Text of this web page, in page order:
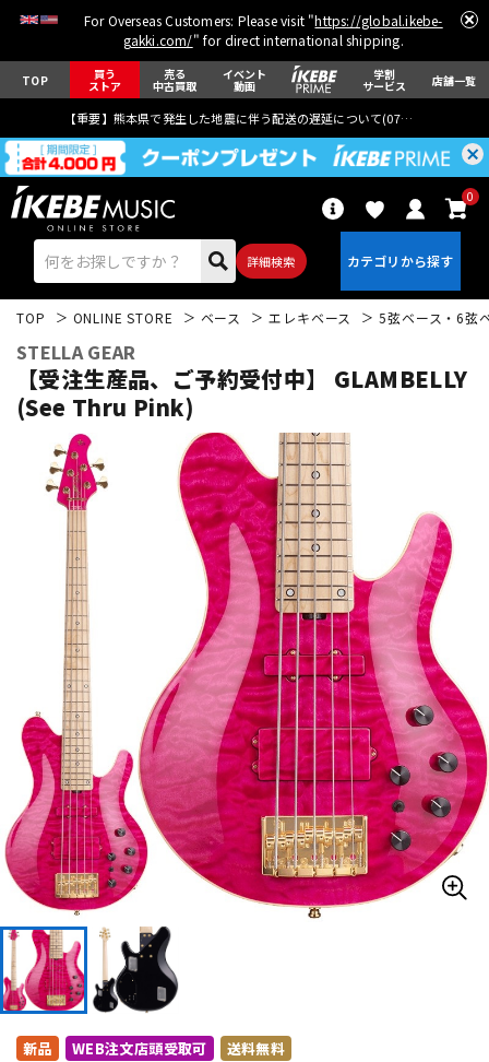
For Overseas Customers: Please visit "https://global.ikebe-
gakki.com/" for direct international shipping.
TOP 買う
ストア
売る
中古買取
イベント
動画
学割
サービス 店舗一覧
【重要】熊本県で発生した地震に伴う配送の遅延について(07月29日
詳細検索
0
エレキギター アコギ/エレアコ
ウクレレ
パーカッション
電子ピアノ
管楽器 その他楽器
アンプ エフェクター
DJ機器 DTM
DTM オンライン納品
TOP ONLINE STORE ベース エレキベース 5弦ベース・6弦
STELLA GEAR
【受注生産品、ご予約受付中】 GLAMBELLY
(See Thru Pink)
新品 WEB注文店頭受取可 送料無料